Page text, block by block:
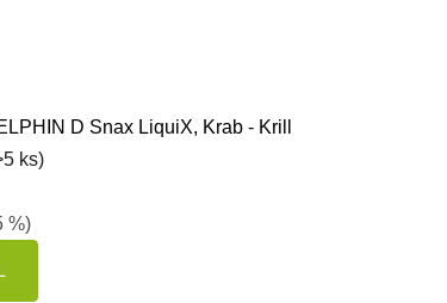
D Snax LiquiX, Krab - Krill
ks)
%)